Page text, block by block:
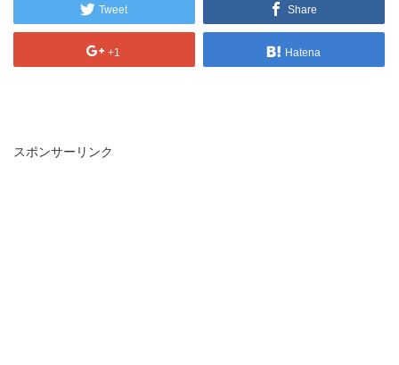
Tweet Share
+1 Hatena
スポンサーリンク